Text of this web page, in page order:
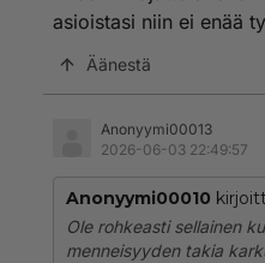
asioistasi niin ei enää
Äänestä
Anonyymi00013
2026-06-03 22:49:57
Anonyymi00010
Ole rohkeasti sellainen
menneisyyden takia